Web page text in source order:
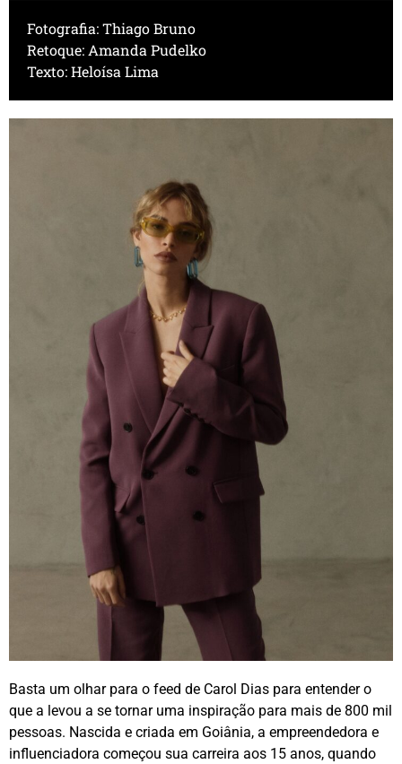
Fotografia: Thiago Bruno
Retoque: Amanda Pudelko
Texto: Heloísa Lima
Basta um olhar para o feed de Carol Dias para entender o
que a levou a se tornar uma inspiração para mais de 800 mil
pessoas. Nascida e criada em Goiânia, a empreendedora e
influenciadora começou sua carreira aos 15 anos, quando